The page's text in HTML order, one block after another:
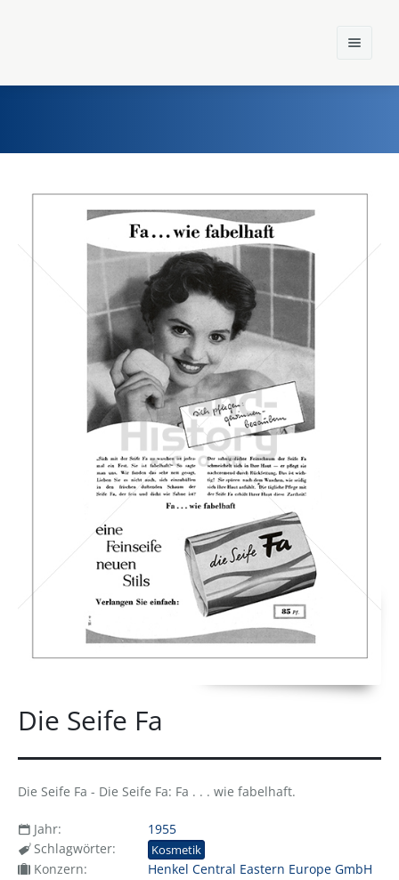
Einst und Heute
Marken
Die Seife Fa
Die Seife Fa - Die Seife Fa: Fa . . . wie fabelhaft.
Jahr:
1955
Schlagwörter:
Kosmetik
Konzern:
Henkel Central Eastern Europe GmbH